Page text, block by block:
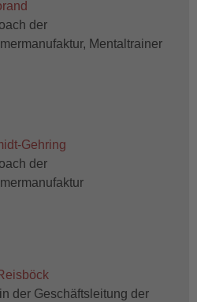
der
Mentaltrainer
Gehring
der
der Geschäftsleitung der